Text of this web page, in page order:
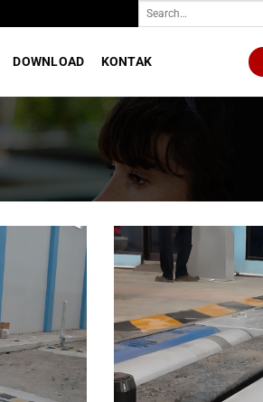
Search
DOWNLOAD KONTAK